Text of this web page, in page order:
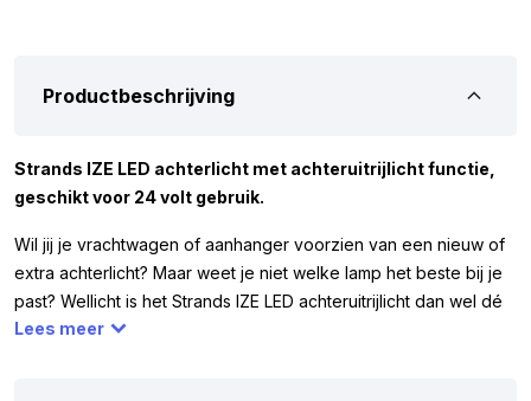
Productbeschrijving
Strands IZE LED achterlicht met achteruitrijlicht functie,
geschikt voor 24 volt gebruik.
Wil jij je vrachtwagen of aanhanger voorzien van een nieuw of
extra achterlicht? Maar weet je niet welke lamp het beste bij je
past? Wellicht is het Strands IZE LED achteruitrijlicht dan wel dé
lamp die je zoekt. De LED lamp is voorzien van 56 LED punten
Lees meer